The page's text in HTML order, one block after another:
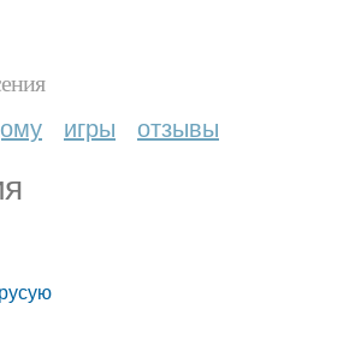
игры отзывы